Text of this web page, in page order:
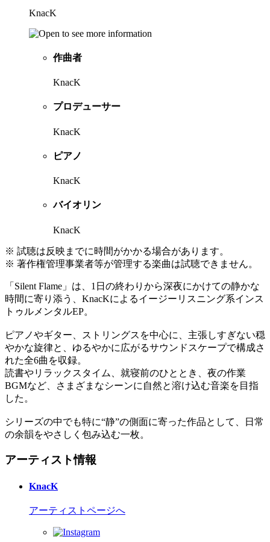
KnacK
作曲者
KnacK
プロデューサー
KnacK
ピアノ
KnacK
バイオリン
KnacK
※ 試聴は反映までに時間がかかる場合があります。
※ 著作権管理事業者等が管理する楽曲は試聴できません。
「Silent Flame」は、1日の終わりから深夜にかけての静かな
時間に寄り添う、KnacKによるイージーリスニング系インス
トゥルメンタルEP。
ピアノやギター、ストリングスを中心に、主張しすぎない穏
やかな旋律と、ゆるやかに広がるサウンドスケープで構成さ
れた全6曲を収録。
読書やリラックスタイム、就寝前のひととき、夜の作業
BGMなど、さまざまなシーンに自然と溶け込む音楽を目指
した。
シリーズの中でも特に“静”の側面に寄った作品として、日常
の余韻をやさしく包み込む一枚。
アーティスト情報
KnacK
アーティストページへ